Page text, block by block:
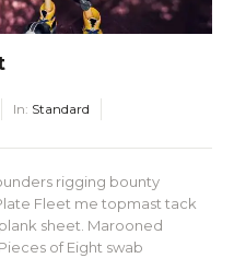
In: Standard
rigging bounty
Fleet me topmast tack
sheet. Marooned
of Eight swab